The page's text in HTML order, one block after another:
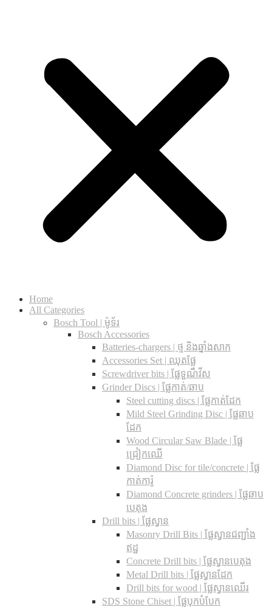
Home
All Categories
Bosch Tool | ម៉ូទ័រ
Bosch Accessories
Batteries-chargers | ថ្ម និងឆ្នាំងសាក
Accessories Set | ឈុតផ្លែ
Screwdriver bits | ផ្លែទួណឺវីស
Grinder Discs |​ ផ្លែកាត់/ឆាប
Steel cutting discs |​ ផ្លែកាត់ដែក
Mild Steel Grinding Disc | ផ្លែឆាប
ដែក
Wood Circular Saw Blade | ផ្លែ
ជ្រៀកឈើ
Diamond Disc for tile/concrete​ | ផ្លែ
កាត់ការ៉ូ
Diamond Concrete grinders | ផ្លែឆាប
បេតុង
Drill bits |​ ផ្លែស្វាន
Masonry Drill Bits |​ ផ្លែស្វានជញ្ជាំង
ឥដ្ឋ
Concrete Drill bits |​ ផ្លែស្វានបេតុង
Metal Drill bits |​ ផ្លែស្វានដែក
Drill bits for wood |​ ផ្លែស្វានឈើរ
SDS Stone Chiset |​ ផ្លែបុកបំបែក